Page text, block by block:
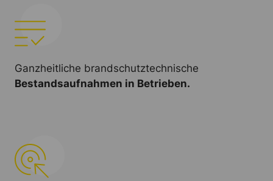
Ganzheitliche brandschutztechnische
Bestandsaufnahmen in Betrieben.